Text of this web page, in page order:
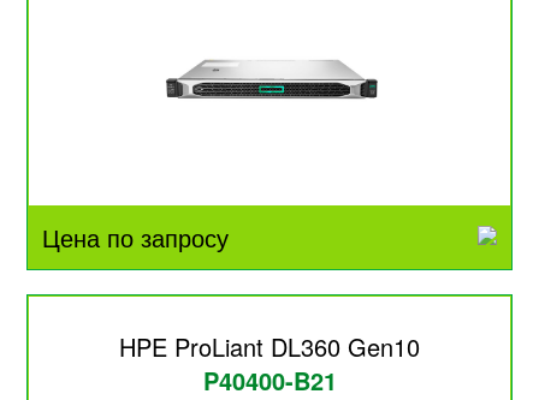
Цена по запросу
HPE ProLiant DL360 Gen10
P40400-B21